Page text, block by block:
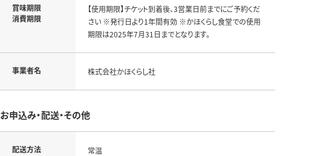
賞味期限
消費期限
【使用期限】チケット到着後、3営業日前までにご予約くだ
さい ※発行日より1年間有効 ※かほくらし食堂での使用
期限は2025年7月31日までとなります。
事業者名 株式会社かほくらし社
お申込み・配送・その他
配送方法 常温